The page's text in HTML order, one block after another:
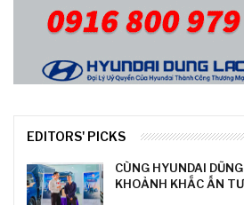
EDITORS' PICKS
CÙNG HYUNDAI
KHOẢNH KHẮC ẤN